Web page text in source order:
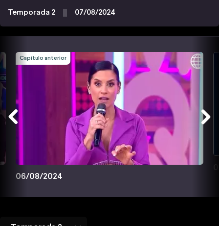
Temporada 2 07/08/2024
Capítulo anterior
06/08/2024